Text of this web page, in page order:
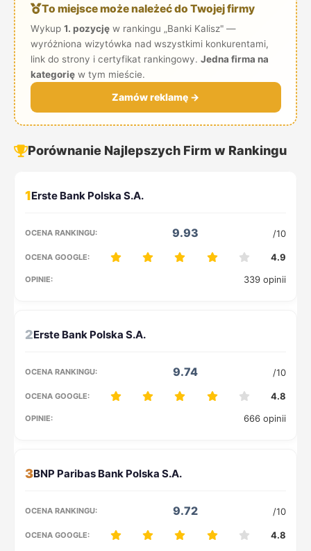
To miejsce może należeć do Twojej firmy
Wykup 1. pozycjęw rankingu „Banki Kalisz" —
wyróżniona wizytówka nad wszystkimi konkurentami,
link do strony i certyfikat rankingowy. Jedna firma na
kategorięw tym mieście.
Zamów reklamę →
Porównanie Najlepszych Firm w Rankingu
1
9.93 /10
4.9
339 opinii
2
9.74 /10
4.8
666 opinii
3
9.72 /10
4.8